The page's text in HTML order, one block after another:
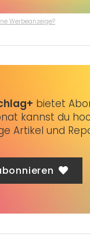
Werbeanzeige?
bietet
kannst du
Artikel und